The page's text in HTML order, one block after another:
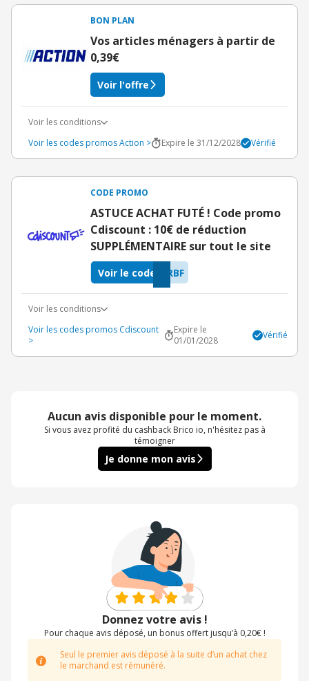
BON PLAN
Vos articles ménagers à partir de
0,39€
Voir l'offre
Voir les conditions
Voir les codes promos Action >
Expire le 31/12/2028 Vérifié
CODE PROMO
ASTUCE ACHAT FUTÉ ! Code promo
Cdiscount : 10€ de réduction
SUPPLÉMENTAIRE sur tout le site
RBF
Voir le code
Voir les conditions
Voir les codes promos Cdiscount
>
Expire le
01/01/2028
Vérifié
Aucun avis disponible pour le moment.
Si vous avez profité du cashback Brico io, n'hésitez pas à
témoigner
Je donne mon avis
Donnez votre avis !
Pour chaque avis déposé, un bonus offert jusqu’à 0,20€ !
Seul le premier avis déposé à la suite d’un achat chez
le marchand est rémunéré.